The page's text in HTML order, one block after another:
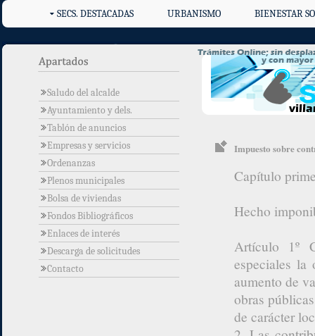
SECS. DESTACADAS URBANISMO BIENESTAR
Saludo del alcalde
Ayuntamiento y dels.
Tablón de anuncios
Empresas y servicios
Ordenanzas
Plenos municipales
Bolsa de viviendas
Fondos Bibliográficos
Enlaces de interés
Descarga de solicitudes
Contacto
Impuesto sobre
Capítulo
Hecho
Artículo 1º
especiales
aumento de
obras
de carácter